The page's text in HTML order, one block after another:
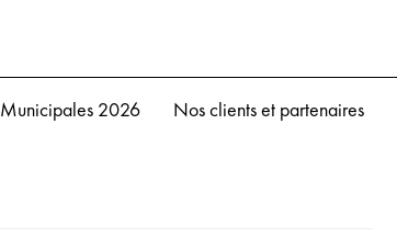
Municipales 2026 Nos clients et partenaires